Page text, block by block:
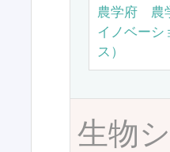
農学府 農
イノベーシ
ス）
生物